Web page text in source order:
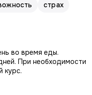
страх
во время еды.
При необходимости
курс.